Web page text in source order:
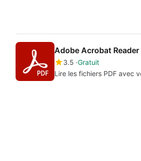
Adobe Acrobat Reader
3.5 Gratuit
Lire les fichiers PDF avec